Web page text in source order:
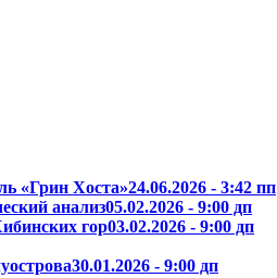
«Грин Хоста»24.06.2026 - 3:42 пп
анализ05.02.2026 - 9:00 дп
гор03.02.2026 - 9:00 дп
30.01.2026 - 9:00 дп